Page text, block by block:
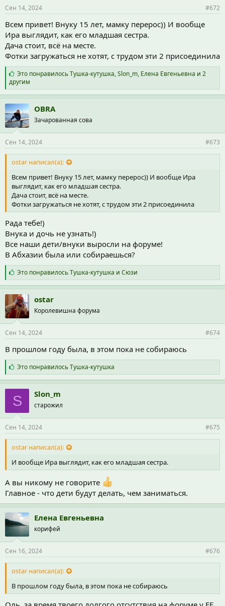
Сен 14, 2024 #672
Всем привет! Внуку 15 лет, мамку перерос)) И вообще
Ира выглядит, как его младшая сестра.
Дача стоит, всё на месте.
Фотки загружаться не хотят, с трудом эти 2 присоединила
С
и
м
п
а
т
и
и
Это понравилосьТушка-кутушка,Slon_m, Елена Евгеньевна и 2
другим
OBRA
Зачарованная сова
Сен 14, 2024 #673
ostar написал(а):
Всем привет! Внуку 15 лет, мамку перерос)) И вообще Ира
выглядит, как его младшая сестра.
Дача стоит, всё на месте.
Фотки загружаться не хотят, с трудом эти 2 присоединила
Рада тебе!)
Внука и дочь не узнать!)
Все наши дети/внуки выросли на форуме!
В Абхазии была или собираешься?
С
и
м
п
а
т
и
Это понравилосьТушка-кутушка и Сюзи
ostar
Королевишна форума
Сен 14, 2024 #674
В прошлом году была, в этом пока не собираюсь
С
и
м
п
а
т
и
Это понравилосьТушка-кутушка
S Slon_m
старожил
Сен 14, 2024 #675
ostar написал(а):
И вообще Ира выглядит, как его младшая сестра.
А вы никому не говорите
Главное - что дети будут делать, чем заниматься.
Елена Евгеньевна
корифей
Сен 16, 2024 #676
ostar написал(а):
В прошлом году была, в этом пока не собираюсь